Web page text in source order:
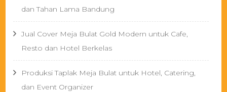
dan Tahan Lama Bandung
Jual Cover Meja Bulat Gold Modern untuk Cafe,
Resto dan Hotel Berkelas
Produksi Taplak Meja Bulat untuk Hotel, Catering,
dan Event Organizer